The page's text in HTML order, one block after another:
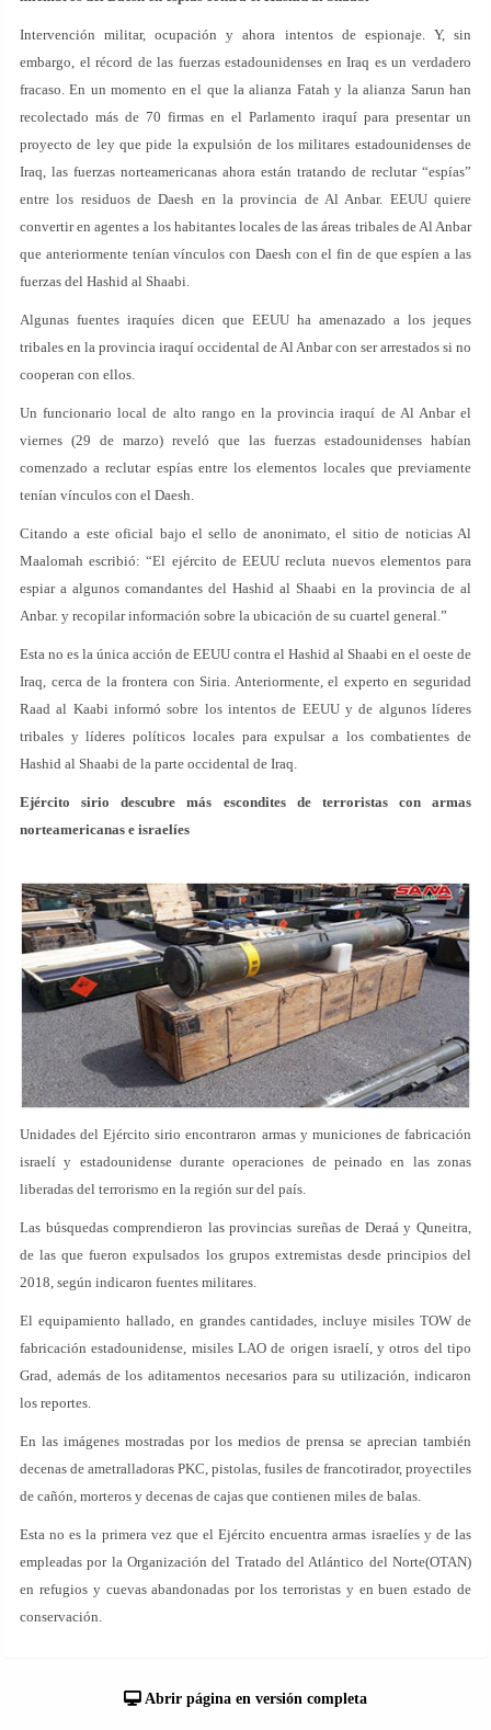
Intervención militar, ocupación y ahora intentos de espionaje. Y, sin
embargo, el récord de las fuerzas estadounidenses en Iraq es un verdadero
fracaso. En un momento en el que la alianza Fatah y la alianza Sarun han
recolectado más de 70 firmas en el Parlamento iraquí para presentar un
proyecto de ley que pide la expulsión de los militares estadounidenses de
Iraq, las fuerzas norteamericanas ahora están tratando de reclutar “espías”
entre los residuos de Daesh en la provincia de Al Anbar. EEUU quiere
convertir en agentes a los habitantes locales de las áreas tribales de Al Anbar
que anteriormente tenían vínculos con Daesh con el fin de que espíen a las
fuerzas del Hashid al Shaabi.
Algunas fuentes iraquíes dicen que EEUU ha amenazado a los jeques
tribales en la provincia iraquí occidental de Al Anbar con ser arrestados si no
cooperan con ellos.
Un funcionario local de alto rango en la provincia iraquí de Al Anbar el
viernes (29 de marzo) reveló que las fuerzas estadounidenses habían
comenzado a reclutar espías entre los elementos locales que previamente
tenían vínculos con el Daesh.
Citando a este oficial bajo el sello de anonimato, el sitio de noticias Al
Maalomah escribió: “El ejército de EEUU recluta nuevos elementos para
espiar a algunos comandantes del Hashid al Shaabi en la provincia de al
Anbar. y recopilar información sobre la ubicación de su cuartel general.”
Esta no es la única acción de EEUU contra el Hashid al Shaabi en el oeste de
Iraq, cerca de la frontera con Siria. Anteriormente, el experto en seguridad
Raad al Kaabi informó sobre los intentos de EEUU y de algunos líderes
tribales y líderes políticos locales para expulsar a los combatientes de
Hashid al Shaabi de la parte occidental de Iraq.
Ejército sirio descubre más escondites de terroristas con armas
norteamericanas e israelíes
Unidades del Ejército sirio encontraron armas y municiones de fabricación
israelí y estadounidense durante operaciones de peinado en las zonas
liberadas del terrorismo en la región sur del país.
Las búsquedas comprendieron las provincias sureñas de Deraá y Quneitra,
de las que fueron expulsados los grupos extremistas desde principios del
2018, según indicaron fuentes militares.
El equipamiento hallado, en grandes cantidades, incluye misiles TOW de
fabricación estadounidense, misiles LAO de origen israelí, y otros del tipo
Grad, además de los aditamentos necesarios para su utilización, indicaron
los reportes.
En las imágenes mostradas por los medios de prensa se aprecian también
decenas de ametralladoras PKC, pistolas, fusiles de francotirador, proyectiles
de cañón, morteros y decenas de cajas que contienen miles de balas.
Esta no es la primera vez que el Ejército encuentra armas israelíes y de las
empleadas por la Organización del Tratado del Atlántico del Norte(OTAN)
en refugios y cuevas abandonadas por los terroristas y en buen estado de
conservación.
Abrir página en versión completa